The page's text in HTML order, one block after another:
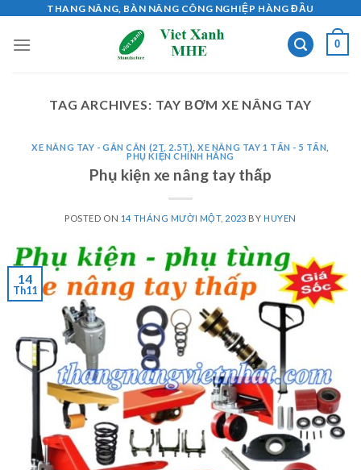
content
THANG NÂNG, BÀN NÂNG CÔNG NGHIỆP HÀNG ĐẦU
0
TAG ARCHIVES: TAY BƠM XE NÂNG TAY
XE NÂNG TAY - GẮN CÂN (2T, 2.5T) ,XE NÂNG TAY 1 TẤN - 5 TẤN
PHỤ KIỆN CHÍNH HÃNG
Phụ kiện xe nâng tay thấp
POSTED ON 14 THÁNG MƯỜI MỘT, 2023 BY HUYEN
14
Th11